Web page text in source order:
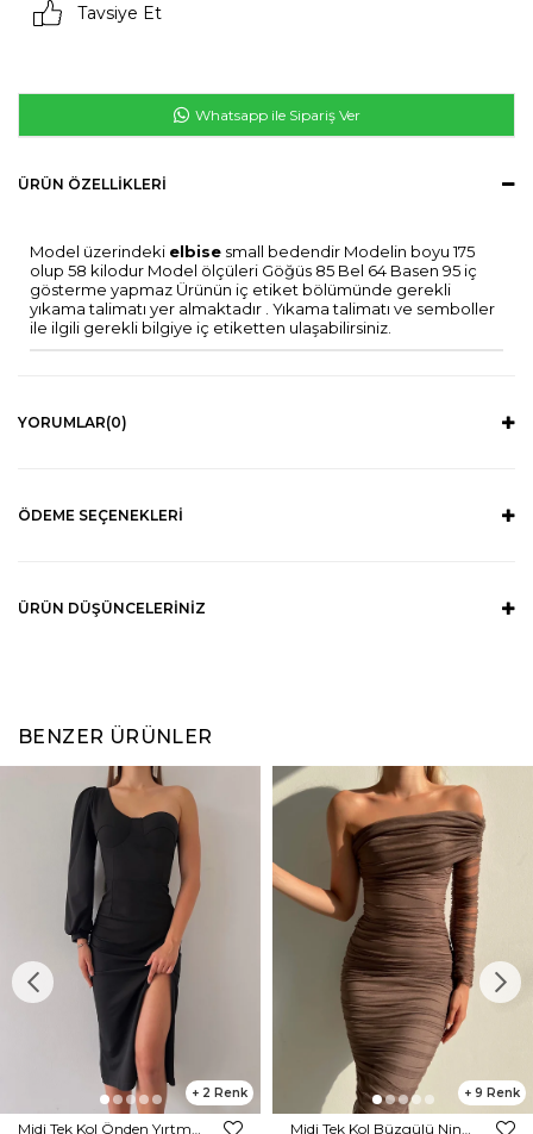
Tavsiye Et
Whatsapp ile Sipariş Ver
ÜRÜN ÖZELLIKLERI
Model üzerindeki elbise small bedendir Modelin boyu 175
olup 58 kilodur Model ölçüleri Göğüs 85 Bel 64 Basen 95 iç
gösterme yapmaz Ürünün iç etiket bölümünde gerekli
yıkama talimatı yer almaktadır . Yıkama talimatı ve semboller
ile ilgili gerekli bilgiye iç etiketten ulaşabilirsiniz.
YORUMLAR(0)
ÖDEME SEÇENEKLERI
ÜRÜN DÜŞÜNCELERINIZ
BENZER ÜRÜNLER
2 9